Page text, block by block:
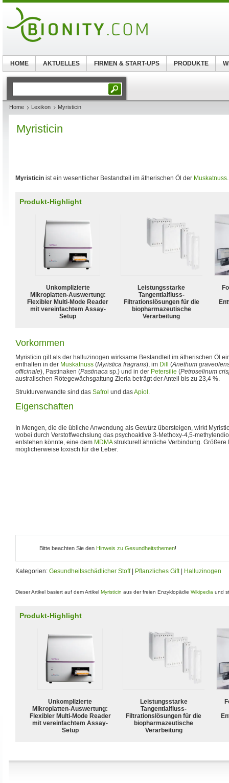
Home Lexikon Myristicin
Myristicin
Myristicin ist ein wesentlicher Bestandteil im ätherischen Öl der Muskatnuss.
Produkt-Highlight
Unkomplizierte
Mikroplatten-Auswertung:
Flexibler Multi-Mode Reader
mit vereinfachtem Assay-
Setup
Leistungsstarke
Tangentialfluss-
Filtrationslösungen für die
biopharmazeutische
Verarbeitung
Vorkommen
Myristicin gilt als der halluzinogen wirksame Bestandteil im ätherischen Öl
enthalten in der Muskatnuss (Myristica fragrans), im Dill (Anethum
officinale), Pastinaken (Pastinaca sp.) und in der Petersilie (Petroselinum
australischen Rötegewächsgattung Zieria beträgt der Anteil bis zu 23,4 %.
Strukturverwandte sind das Safrol und dasApiol .
Eigenschaften
In Mengen, die die übliche Anwendung als Gewürz übersteigen, wirkt
wobei durch Verstoffwechslung das psychoaktive 3-Methoxy-4,5-
entstehen könnte, eine dem MDMAstrukturell ähnliche Verbindung. Größere
möglicherweise toxisch für die Leber.
Bitte beachten Sie den Hinweis zu Gesundheitsthemen!
Kategorien: Gesundheitsschädlicher Stoff| Pflanzliches Gift| Halluzinogen
Dieser Artikel basiert auf dem Artikel Myristicin aus der freien Enzyklopädie Wikipedia und
Produkt-Highlight
Unkomplizierte
Mikroplatten-Auswertung:
Flexibler Multi-Mode Reader
mit vereinfachtem Assay-
Setup
Leistungsstarke
Tangentialfluss-
Filtrationslösungen für die
biopharmazeutische
Verarbeitung
HOME AKTUELLES FIRMEN & START-UPS PRODUKTE